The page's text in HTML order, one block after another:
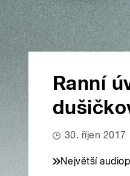
Ranní
30. říjen 2017
Největší